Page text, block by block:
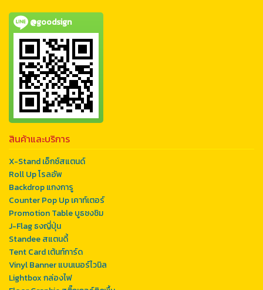
@goodsign
สินค้าและบริการ
X-Stand เอ็กซ์สแตนด์
Roll Up โรลอัพ
Backdrop แกงการู
Counter Pop Up เคาท์เตอร์
Promotion Table บูธชงชิม
J-Flag ธงญี่ปุ่น
Standee สแตนดี้
Tent Card เต้นท์การ์ด
Vinyl Banner แบนเนอร์ไวนิล
Lightbox กล่องไฟ